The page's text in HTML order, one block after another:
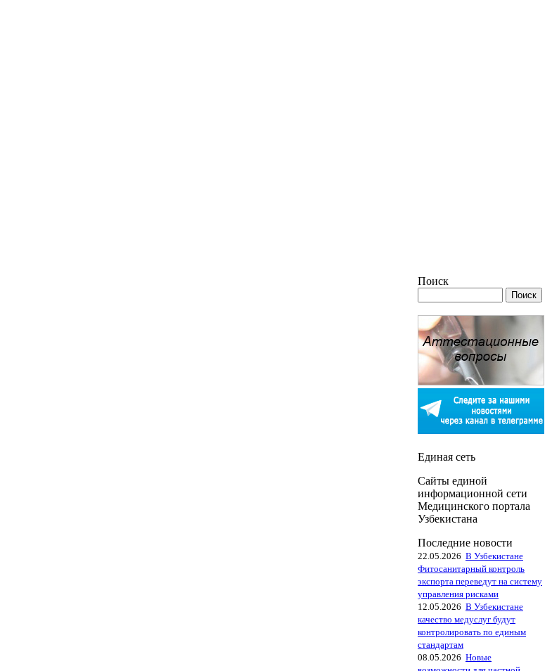
Поиск
Единая сеть
Сайты единой
информационной сети
Медицинского портала
Узбекистана
Последние новости
22.05.2026 В Узбекистане
Фитосанитарный контроль
экспорта переведут на систему
управления рисками
12.05.2026 В Узбекистане
качество медуслуг будут
контролировать по единым
стандартам
08.05.2026 Новые